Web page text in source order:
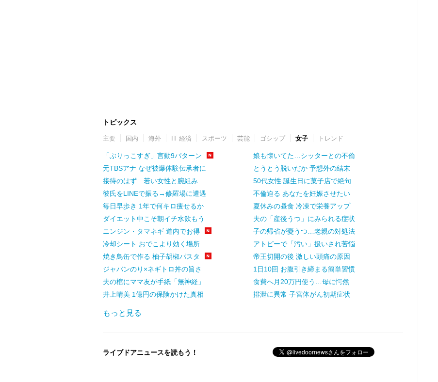
トピックス
主要 国内 海外 IT 経済 スポーツ 芸能 ゴシップ 女子 トレンド
「ぶりっこすぎ」言動9パターン
元TBSアナ なぜ被爆体験伝承者に
接待のはず…若い女性と腕組み
彼氏をLINEで振る→修羅場に遭遇
毎日早歩き 1年で何キロ痩せるか
ダイエット中こそ朝イチ水飲もう
ニンジン・タマネギ 道内でお得
冷却シート おでこより効く場所
焼き鳥缶で作る 柚子胡椒パスタ
ジャバンのり×ネギトロ丼の旨さ
夫の棺にママ友が手紙「無神経」
井上晴美 1億円の保険かけた真相
娘も懐いてた…シッターとの不倫
とうとう脱いだか 予想外の結末
50代女性 誕生日に菓子店で絶句
不倫迫る あなたを妊娠させたい
夏休みの昼食 冷凍で栄養アップ
夫の「産後うつ」にみられる症状
子の帰省が憂うつ…老親の対処法
アトピーで「汚い」扱いされ苦悩
帝王切開の後 激しい頭痛の原因
1日10回 お腹引き締まる簡単習慣
食費へ月20万円使う…母に愕然
排泄に異常 子宮体がん初期症状
もっと見る
ライブドアニュースを読もう！